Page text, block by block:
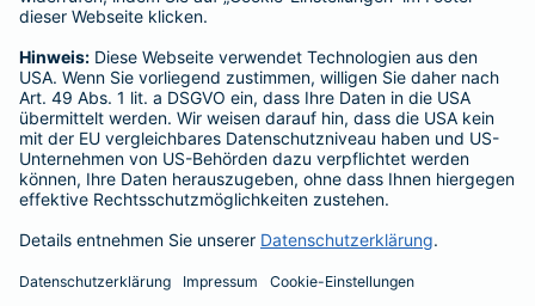
lv_angebote@gothaer.de
Datenschutz Impressum Barrierefreiheit Cookie-Einstellungen